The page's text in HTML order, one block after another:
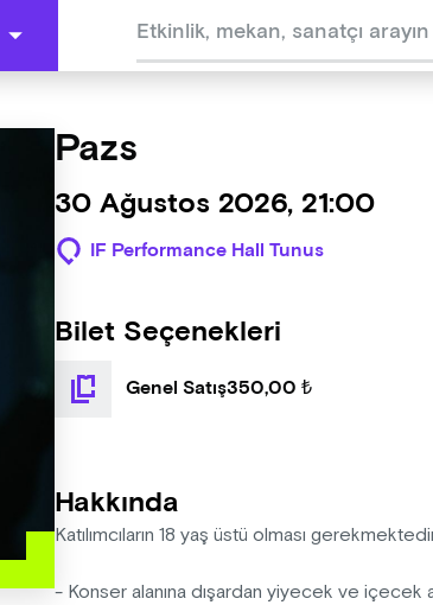
Pazs
30 Ağustos 2026, 21:00
IF Performance Hall Tunus
Bilet Seçenekleri
Genel Satış350,00 ₺
Hakkında
Katılımcıların 18 yaş üstü olması
- Konser alanına dışardan yiyecek ve içecek